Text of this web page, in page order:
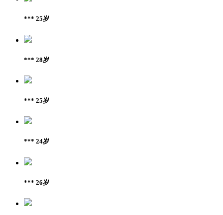
*** 25岁
*** 28岁
*** 25岁
*** 24岁
*** 26岁